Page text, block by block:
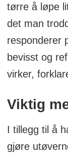
tørre å løpe
det man
responderer
bevisst og
virker,
Viktig
I tillegg til å
gjøre